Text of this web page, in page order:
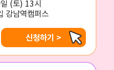
(토) 13시
강남역캠퍼스
신청하기 >